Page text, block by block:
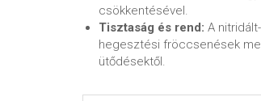
csökkentésével.
Tisztaság és rend: A
hegesztési fröccsenések
ütődésektől.